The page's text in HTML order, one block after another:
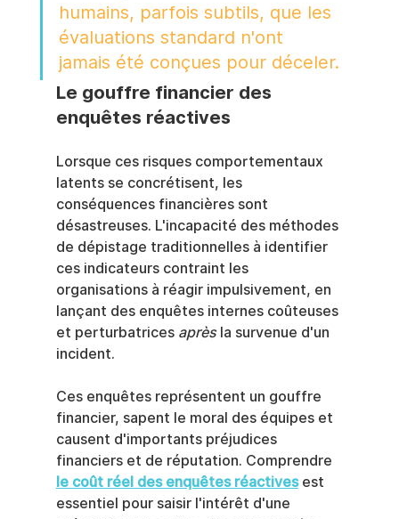
humains, parfois subtils, que les
évaluations standard n'ont
jamais été conçues pour déceler.
Le gouffre financier des
enquêtes réactives
Lorsque ces risques comportementaux
latents se concrétisent, les
conséquences financières sont
désastreuses. L'incapacité des méthodes
de dépistage traditionnelles à identifier
ces indicateurs contraint les
organisations à réagir impulsivement, en
lançant des enquêtes internes coûteuses
et perturbatrices après la survenue d'un
incident.
Ces enquêtes représentent un gouffre
financier, sapent le moral des équipes et
causent d'importants préjudices
financiers et de réputation. Comprendre
le coût réel des enquêtes réactives est
essentiel pour saisir l'intérêt d'une